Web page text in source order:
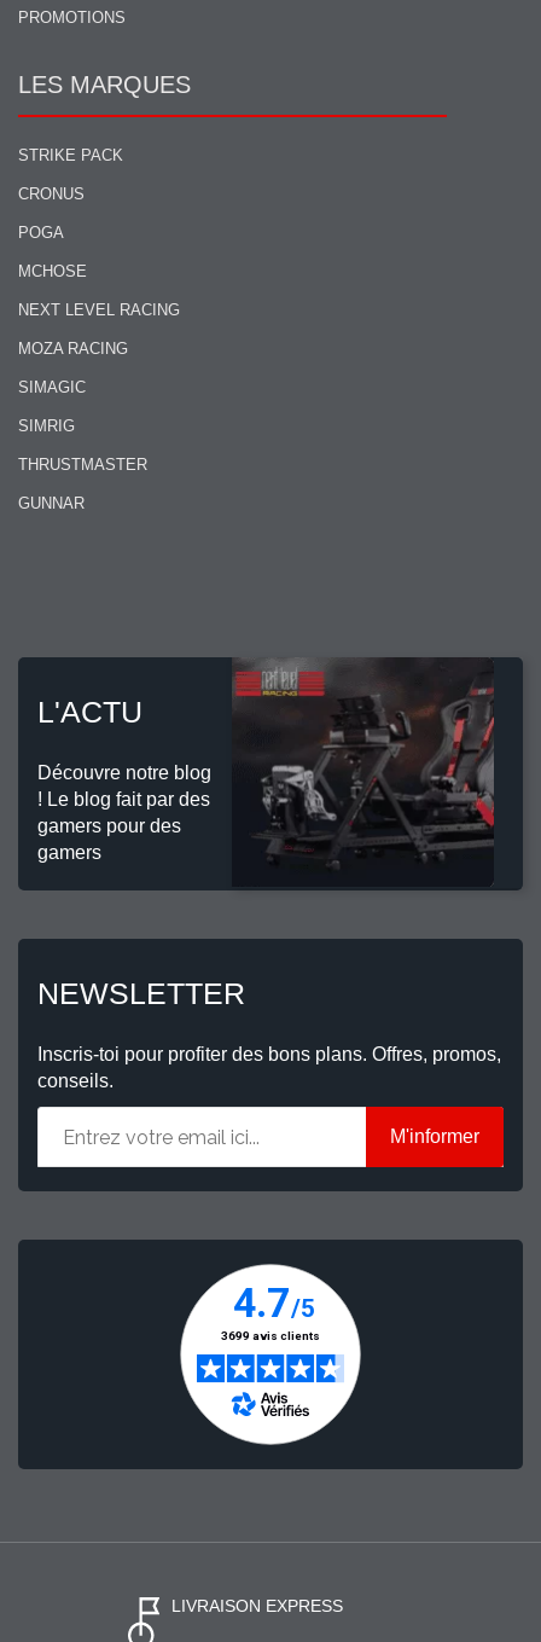
PROMOTIONS
LES MARQUES
STRIKE PACK
CRONUS
POGA
MCHOSE
NEXT LEVEL RACING
MOZA RACING
SIMAGIC
SIMRIG
THRUSTMASTER
GUNNAR
L'ACTU
Découvre notre blog
! Le blog fait par des
gamers pour des
gamers
NEWSLETTER
Inscris-toi pour profiter des bons plans. Offres, promos,
conseils.
M'informer
LIVRAISON EXPRESS